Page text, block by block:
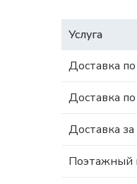
Услуга
Доставка
Доставка
Доставка
Поэтажный